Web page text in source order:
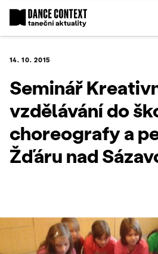
14. 10. 2015
Seminář
vzdělávání do
choreografy a
Žďáru nad